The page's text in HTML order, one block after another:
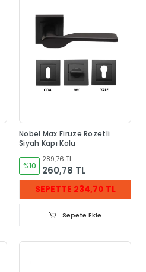
Nobel Max Firuze Rozetli
Siyah Kapı Kolu
%10
289,76 TL
260,78 TL
SEPETTE 234,70 TL
Sepete Ekle